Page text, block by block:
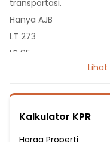
transportasi.
Hanya AJB
LT 273
LB 95
Listrik 2200 VA
Sumber Air Tanah
Lihat
Kalkulator KPR
Harga Properti